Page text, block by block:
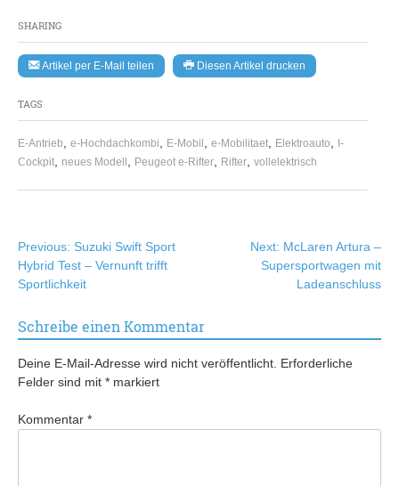
SHARING
Artikel per E-Mail teilen Diesen Artikel drucken
TAGS
E-Antrieb, e-Hochdachkombi, E-Mobil , e-Mobilitaet, Elektroauto, I-
Cockpit, neues Modell , Peugeot e-Rifter, Rifter, vollelektrisch
Beitragsnavigation
Previous: Suzuki Swift Sport
Hybrid Test – Vernunft trifft
Sportlichkeit
Next: McLaren Artura –
Supersportwagen mit
Ladeanschluss
Schreibe einen Kommentar
Deine E-Mail-Adresse wird nicht veröffentlicht. Erforderliche
Felder sind mit * markiert
Kommentar *